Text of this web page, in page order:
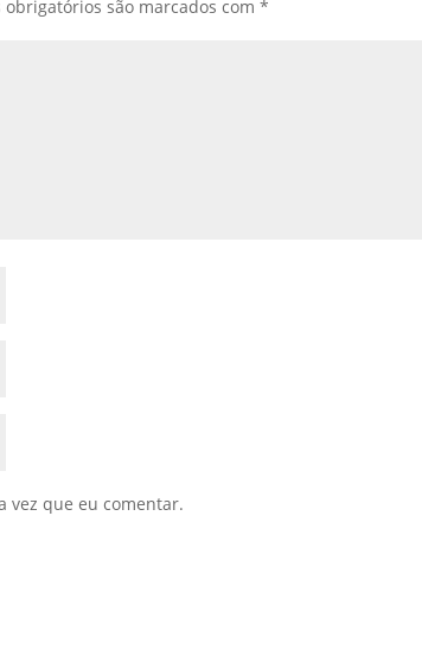
obrigatórios são marcados com*
vez que eu comentar.